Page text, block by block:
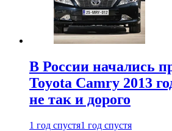
В России начались
Toyota Camry 2013
не так и дорого
1 год спустя1 год спустя